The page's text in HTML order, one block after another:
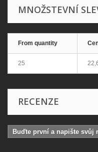
MNOŽSTEVNÍ
From quantity
25
RECENZE
Buďte první a napište svůj